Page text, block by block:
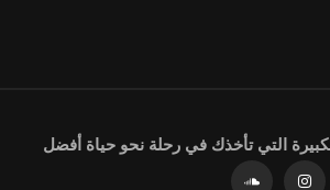
التي تأخذك في رحلة نحو حياة أفضل